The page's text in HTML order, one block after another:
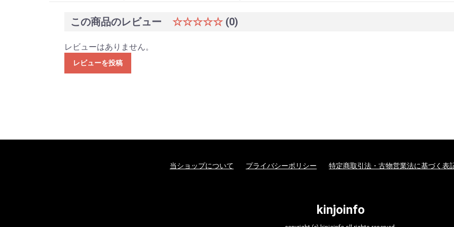
この商品のレビュー ☆☆☆☆☆ (0)
レビューはありません。
レビューを投稿
当ショップについて プライバシーポリシー 特定商取引法・古物営業法に基づく表
kinjoinfo